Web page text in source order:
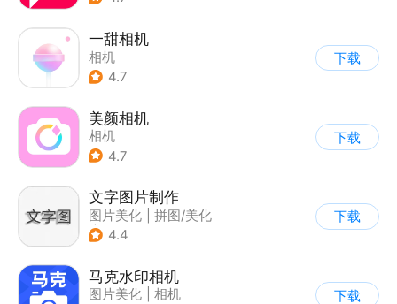
一甜相机
相机
4.7
下载
美颜相机
相机
4.7
下载
文字图片制作
图片美化
拼图/美化
| 相机
4.4
下载
马克水印相机
图片美化
相机
下载